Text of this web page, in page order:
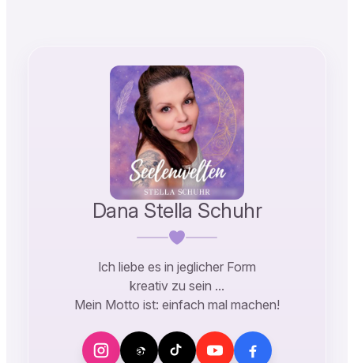
Dana Stella Schuhr
Ich liebe es in jeglicher Form
kreativ zu sein …
Mein Motto ist: einfach mal machen!